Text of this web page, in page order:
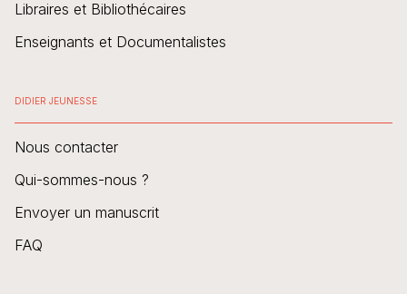
Libraires et Bibliothécaires
Enseignants et Documentalistes
DIDIER JEUNESSE
Nous contacter
Qui-sommes-nous ?
Envoyer un manuscrit
FAQ